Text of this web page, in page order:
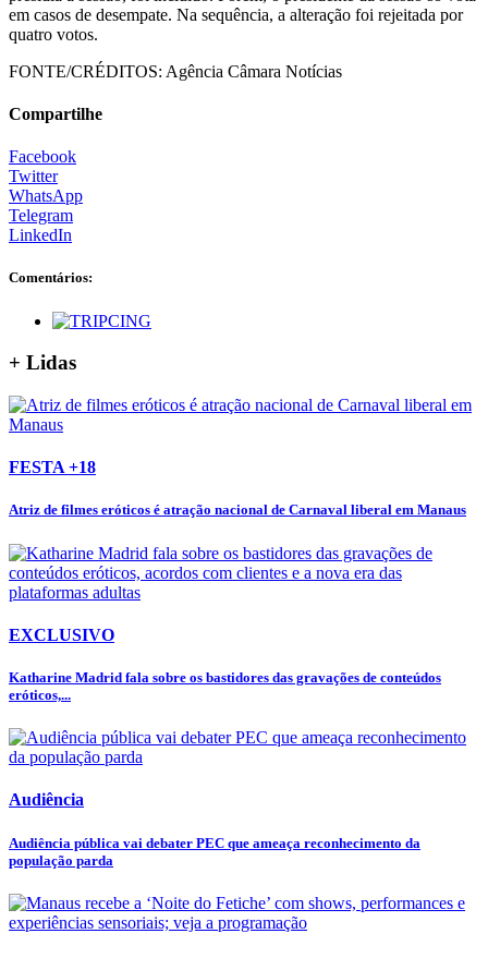
em casos de desempate. Na sequência, a alteração foi rejeitada por
quatro votos.
FONTE/CRÉDITOS: Agência Câmara Notícias
Compartilhe
Facebook
Twitter
WhatsApp
Telegram
LinkedIn
Comentários:
+ Lidas
FESTA +18
Atriz de filmes eróticos é atração nacional de Carnaval liberal em Manaus
EXCLUSIVO
Katharine Madrid fala sobre os bastidores das gravações de conteúdos
eróticos,...
Audiência
Audiência pública vai debater PEC que ameaça reconhecimento da
população parda